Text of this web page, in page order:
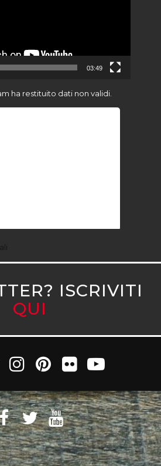
03:49
ha restituito dati non validi.
ISCRIVITI
QUI